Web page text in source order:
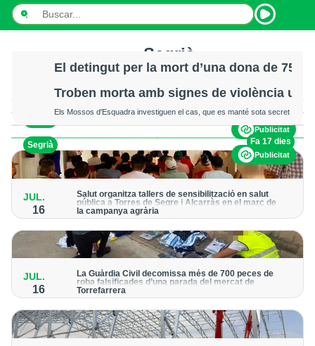
INICI
NOTÍCIES
PODCASTS
PROGRAMES
ESPORTS
Segrià
Totes
Totes
Lleida
Segrià
Esports
Editorial
Pla d'Urgell
Les Garrigues
L'Urgell
Fa 15 dies
El detingut per la mort d’una dona de 75
L’Ajuntament ha fet una crida a no difondre rumors o informacions
sense confirmar en relació amb el cas
Publicitat
Segrià Fa 17 dies
Troben morta amb signes de violència
Els Mossos d'Esquadra investiguen el cas, que es manté sota secret
Publicitat
JUL.
16
Salut organitza tallers de sensibilització en salut
pública a Torres de Segre i Alcarràs en el marc de
la campanya agrària
en els dos albergs municipals
JUL.
16
La Guàrdia Civil decomissa més de 700 peces de
roba falsificades d’una parada del mercat de
Torrefarrera